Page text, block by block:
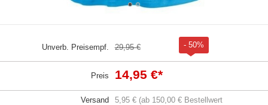
Unverb. Preisempf. 29,95 € - 50%
Preis 14,95 €*
Versand
5,95 € (ab 150,00 € Bestellwert